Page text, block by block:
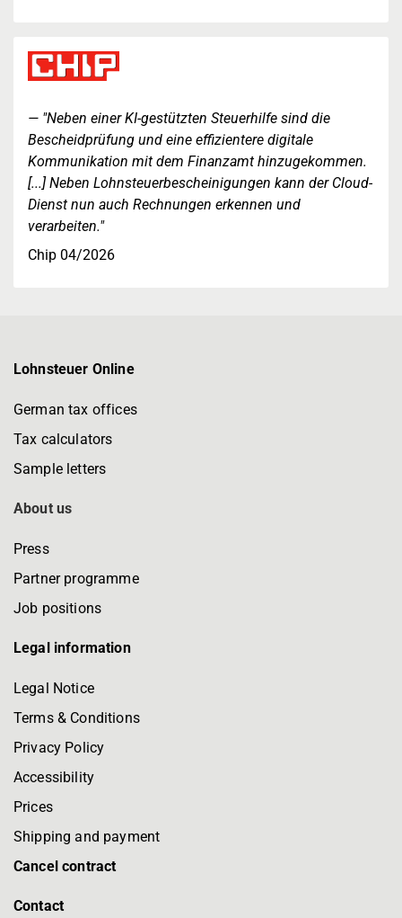
"Neben einer KI-gestützten Steuerhilfe sind die
Bescheidprüfung und eine effizientere digitale
Kommunikation mit dem Finanzamt hinzugekommen.
[...] Neben Lohnsteuerbescheinigungen kann der Cloud-
Dienst nun auch Rechnungen erkennen und
verarbeiten."
Chip 04/2026
Lohnsteuer Online
German tax offices
Tax calculators
Sample letters
About us
Press
Partner programme
Job positions
Legal information
Legal Notice
Terms & Conditions
Privacy Policy
Accessibility
Prices
Shipping and payment
Cancel contract
Contact